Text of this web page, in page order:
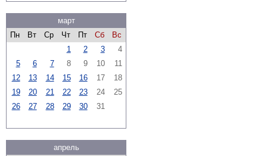
март
Пн
Вт Ср Чт Пт Сб
Вс
1
2 3
4
5
6 7 8 9 10
11
12
13 14 15 16 17
18
19
20 21 22 23 24
25
26
27 28 29 30 31
апрель